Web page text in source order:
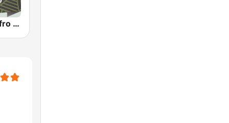
Jazz Radio Afro Jazz